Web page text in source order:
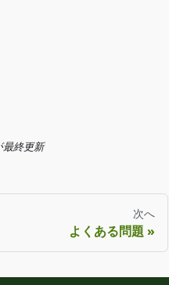
最終更新
次へ
よくある問題